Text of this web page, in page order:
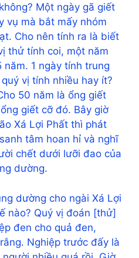
Một ngày gã giết
vụ mà bắt mấy nhóm
Cho nên tính ra là biết
thử tính coi, một năm
năm. 1 ngày tính trung
vị tính nhiều hay ít?
50 năm là ổng giết
giết cỡ đó. Bây giờ
Xá Lợi Phất thì phát
tâm hoan hỉ và nghĩ
chết dưới lưỡi đao của
dường.
cho ngài Xá Lợi
nào? Quý vị đoán [thử]
đen cho quả đen,
Nghiệp trước đấy là